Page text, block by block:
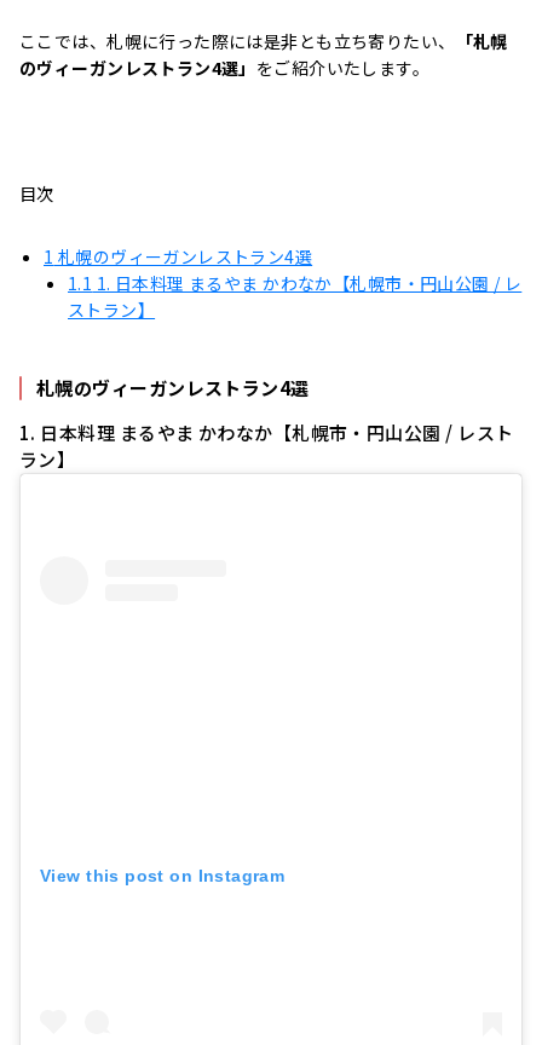
ここでは、札幌に行った際には是非とも立ち寄りたい、
「札幌
のヴィーガンレストラン4選」 をご紹介いたします。
目次
1 札幌のヴィーガンレストラン4選
1.1 1. 日本料理 まるやま かわなか【札幌市・円山公園 / レ
ストラン】
札幌のヴィーガンレストラン4選
1. 日本料理 まるやま かわなか【札幌市・円山公園 / レスト
ラン】
View this post on Instagram